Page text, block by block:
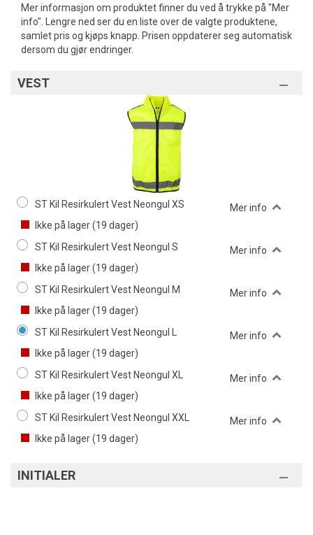
Mer informasjon om produktet finner du ved å trykke på "Mer
info". Lengre ned ser du en liste over de valgte produktene,
samlet pris og kjøps knapp. Prisen oppdaterer seg automatisk
dersom du gjør endringer.
VEST
ST Kil Resirkulert Vest Neongul XS
Mer info
Ikke på lager (19 dager)
ST Kil Resirkulert Vest Neongul S
Mer info
Ikke på lager (19 dager)
ST Kil Resirkulert Vest Neongul M
Mer info
Ikke på lager (19 dager)
ST Kil Resirkulert Vest Neongul L
Mer info
Ikke på lager (19 dager)
ST Kil Resirkulert Vest Neongul XL
Mer info
Ikke på lager (19 dager)
ST Kil Resirkulert Vest Neongul XXL
Mer info
Ikke på lager (19 dager)
INITIALER